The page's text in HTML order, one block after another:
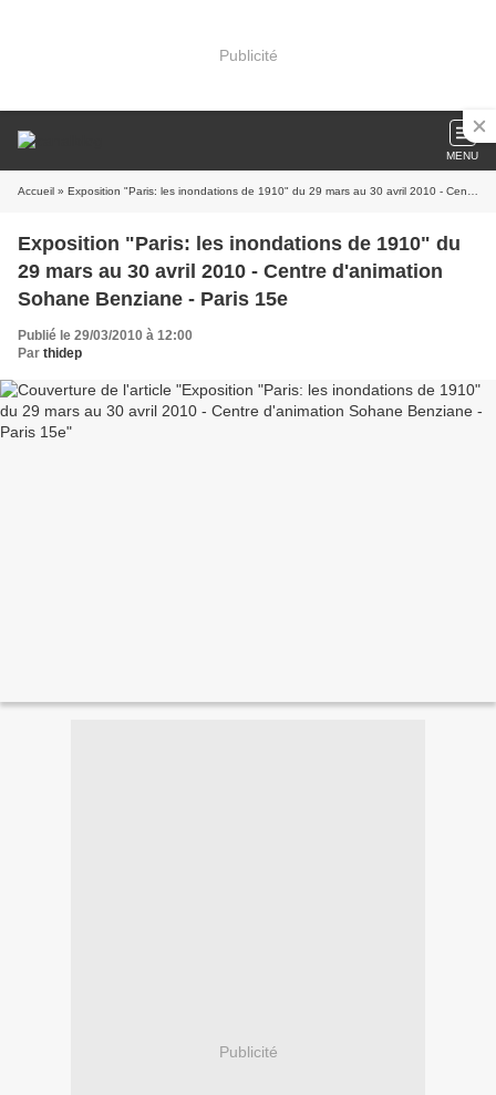
Publicité
MENU
Accueil » Exposition "Paris: les inondations de 1910" du 29 mars au 30 avril 2010 - Centre d'animation Sohane Benziane - Paris 15e
Exposition "Paris: les inondations de 1910" du
29 mars au 30 avril 2010 - Centre d'animation
Sohane Benziane - Paris 15e
Publié le 29/03/2010 à 12:00
Par thidep
Publicité